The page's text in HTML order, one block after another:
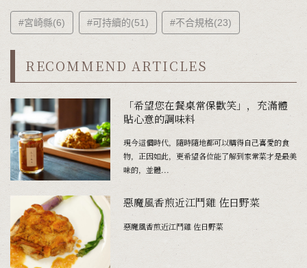
#宮崎縣(6) #可持續的(51) #不合規格(23)
RECOMMEND ARTICLES
「希望您在餐桌常保歡笑」，充滿體
貼心意的調味料
現今這個時代，隨時隨地都可以購得自己喜愛的食
物，正因如此，更希望各位能了解到家常菜才是最美
味的，並體...
惡魔風香煎近江鬥雞 佐日野菜
惡魔風香煎近江鬥雞 佐日野菜